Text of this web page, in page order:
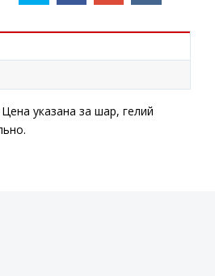
указана за шар, гелий